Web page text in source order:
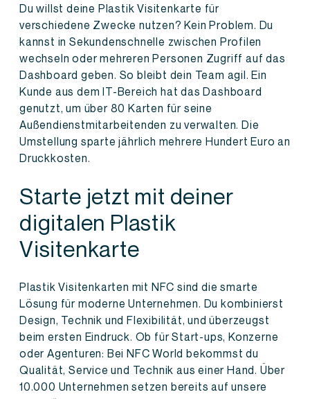
Du willst deine Plastik Visitenkarte für
verschiedene Zwecke nutzen? Kein Problem. Du
kannst in Sekundenschnelle zwischen Profilen
wechseln oder mehreren Personen Zugriff auf das
Dashboard geben. So bleibt dein Team agil. Ein
Kunde aus dem IT-Bereich hat das Dashboard
genutzt, um über 80 Karten für seine
Außendienstmitarbeitenden zu verwalten. Die
Umstellung sparte jährlich mehrere Hundert Euro an
Druckkosten.
Starte jetzt mit deiner
digitalen Plastik
Visitenkarte
Plastik Visitenkarten mit NFC sind die smarte
Lösung für moderne Unternehmen. Du kombinierst
Design, Technik und Flexibilität, und überzeugst
beim ersten Eindruck. Ob für Start-ups, Konzerne
oder Agenturen: Bei NFC World bekommst du
Qualität, Service und Technik aus einer Hand. Über
10.000 Unternehmen setzen bereits auf unsere